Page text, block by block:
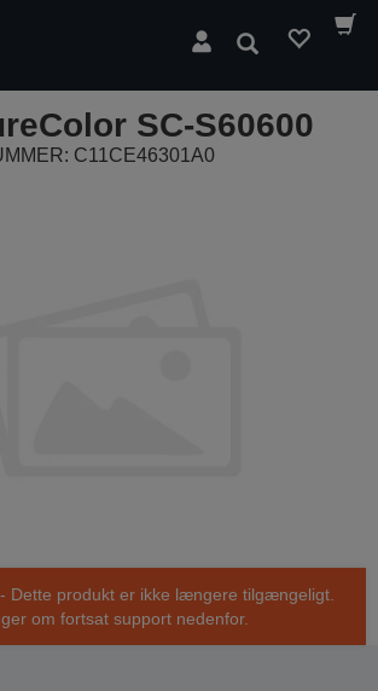
Søg
SC-S60600
C11CE46301A0
Dette produkt er ikke længere tilgængeligt.
om fortsat support nedenfor.